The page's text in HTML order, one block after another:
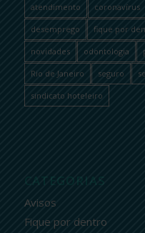
atendimento coronavírus
desemprego fique por
novidades odontologia
Rio de Janeiro seguro
sindicato hoteleiro
CATEGORIAS
Avisos
Fique por dentro